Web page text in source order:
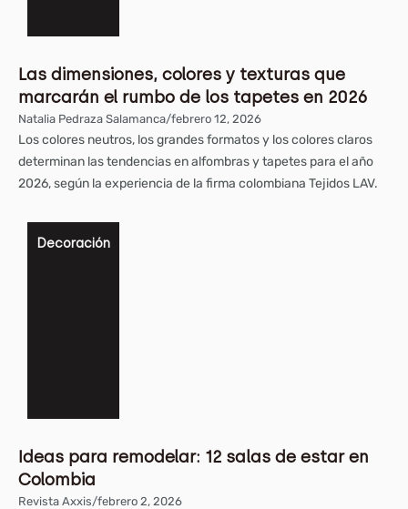
Las dimensiones, colores y texturas que
marcarán el rumbo de los tapetes en 2026
Natalia Pedraza Salamanca/febrero 12, 2026
Los colores neutros, los grandes formatos y los colores claros
determinan las tendencias en alfombras y tapetes para el año
2026, según la experiencia de la firma colombiana Tejidos LAV.
Decoración
Ideas para remodelar: 12 salas de estar en
Colombia
Revista Axxis/febrero 2, 2026